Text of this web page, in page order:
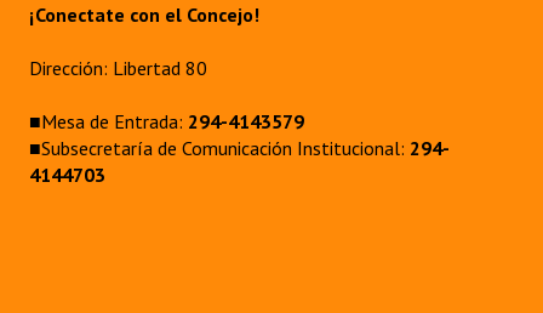
¡Conectate con el Concejo!
Dirección: Libertad 80
■Mesa de Entrada: 294-4143579
■Subsecretaría de Comunicación Institucional: 294-
4144703